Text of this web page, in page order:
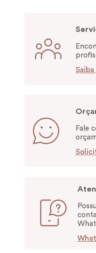
Saiba
Fale